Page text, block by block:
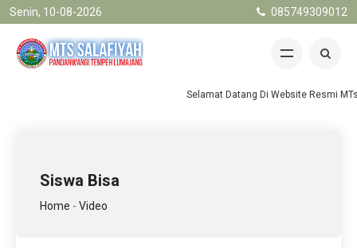
Senin, 10-08-2026 085749309012
Selamat Datang Di Website Resmi
Siswa Bisa
Home - Video